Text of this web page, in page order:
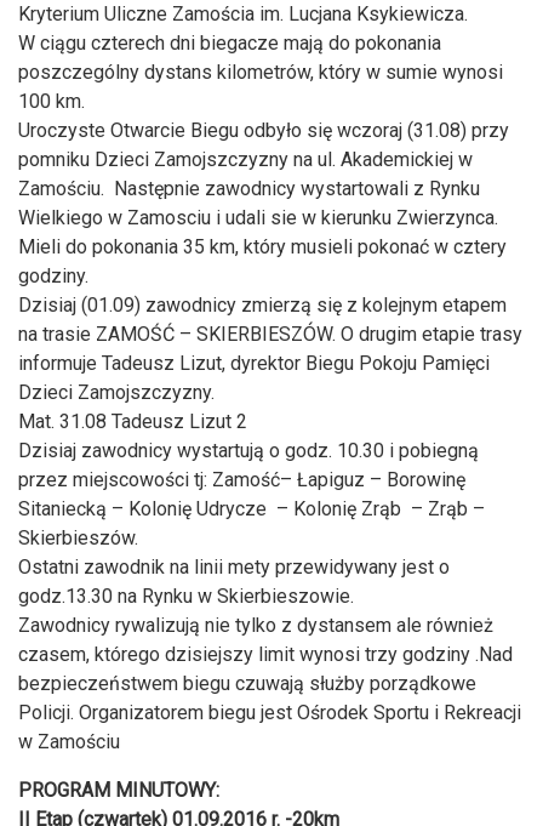
Kryterium Uliczne Zamościa im. Lucjana Ksykiewicza.
W ciągu czterech dni biegacze mają do pokonania
poszczególny dystans kilometrów, który w sumie wynosi
100 km.
Uroczyste Otwarcie Biegu odbyło się wczoraj (31.08) przy
pomniku Dzieci Zamojszczyzny na ul. Akademickiej w
Zamościu. Następnie zawodnicy wystartowali z Rynku
Wielkiego w Zamosciu i udali sie w kierunku Zwierzynca.
Mieli do pokonania 35 km, który musieli pokonać w cztery
godziny.
Dzisiaj (01.09) zawodnicy zmierzą się z kolejnym etapem
na trasie ZAMOŚĆ – SKIERBIESZÓW. O drugim etapie trasy
informuje Tadeusz Lizut, dyrektor Biegu Pokoju Pamięci
Dzieci Zamojszczyzny.
Mat. 31.08 Tadeusz Lizut 2
Dzisiaj zawodnicy wystartują o godz. 10.30 i pobiegną
przez miejscowości tj: Zamość– Łapiguz – Borowinę
Sitaniecką – Kolonię Udrycze – Kolonię Zrąb – Zrąb –
Skierbieszów.
Ostatni zawodnik na linii mety przewidywany jest o
godz.13.30 na Rynku w Skierbieszowie.
Zawodnicy rywalizują nie tylko z dystansem ale również
czasem, którego dzisiejszy limit wynosi trzy godziny .Nad
bezpieczeństwem biegu czuwają służby porządkowe
Policji. Organizatorem biegu jest Ośrodek Sportu i Rekreacji
w Zamościu
PROGRAM MINUTOWY:
II Etap (czwartek) 01.09.2016 r. -20km